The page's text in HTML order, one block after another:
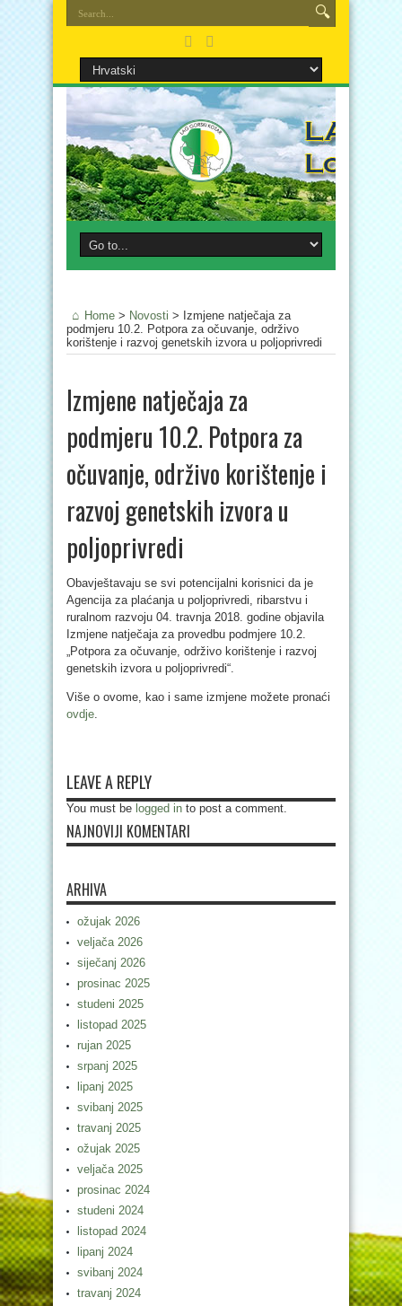
Home > Novosti > Izmjene natječaja za
podmjeru 10.2. Potpora za očuvanje, održivo
korištenje i razvoj genetskih izvora u poljoprivredi
Izmjene natječaja za
podmjeru 10.2. Potpora za
očuvanje, održivo korištenje i
razvoj genetskih izvora u
poljoprivredi
Obavještavaju se svi potencijalni korisnici da je
Agencija za plaćanja u poljoprivredi, ribarstvu i
ruralnom razvoju 04. travnja 2018. godine objavila
Izmjene natječaja za provedbu podmjere 10.2.
„Potpora za očuvanje, održivo korištenje i razvoj
genetskih izvora u poljoprivredi“.
Više o ovome, kao i same izmjene možete pronaći
ovdje.
LEAVE A REPLY
You must be logged in to post a comment.
NAJNOVIJI KOMENTARI
ARHIVA
ožujak 2026
veljača 2026
siječanj 2026
prosinac 2025
studeni 2025
listopad 2025
rujan 2025
srpanj 2025
lipanj 2025
svibanj 2025
travanj 2025
ožujak 2025
veljača 2025
prosinac 2024
studeni 2024
listopad 2024
lipanj 2024
svibanj 2024
travanj 2024